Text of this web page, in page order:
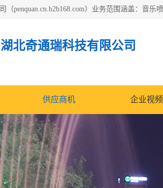
湖北奇通瑞科技有限公司
供应商机 企业视频